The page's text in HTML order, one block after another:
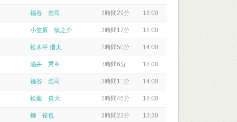
福谷 浩司 3時間29分 18:00
小笠原 慎之介 3時間17分 18:00
松木平 優太 2時間50分 14:00
涌井 秀章 3時間6分 18:00
福谷 浩司 3時間11分 14:00
松葉 貴大 2時間46分 18:00
柳 裕也 3時間22分 13:30